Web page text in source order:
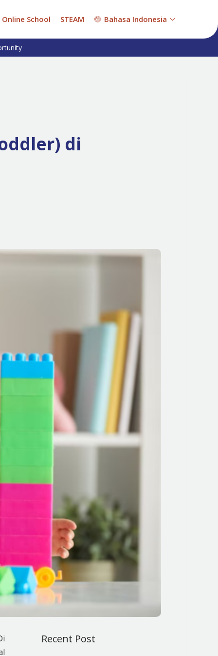
Online School STEAM Bahasa Indonesia
di
Recent Post